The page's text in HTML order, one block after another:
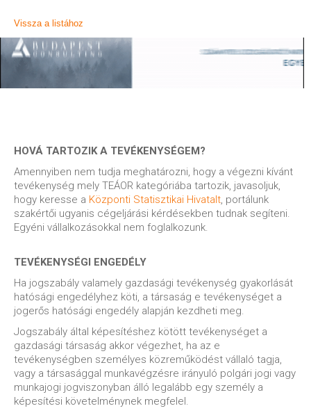
Vissza a listához
HOVÁ TARTOZIK A TEVÉKENYSÉGEM?
Amennyiben nem tudja meghatározni, hogy a végezni kívánt
tevékenység mely TEÁOR kategóriába tartozik, javasoljuk,
hogy keresse a Központi Statisztikai Hivatalt , portálunk
szakértői ugyanis cégeljárási kérdésekben tudnak segíteni.
Egyéni vállalkozásokkal nem foglalkozunk.
TEVÉKENYSÉGI ENGEDÉLY
Ha jogszabály valamely gazdasági tevékenység gyakorlását
hatósági engedélyhez köti, a társaság e tevékenységet a
jogerős hatósági engedély alapján kezdheti meg.
Jogszabály által képesítéshez kötött tevékenységet a
gazdasági társaság akkor végezhet, ha az e
tevékenységben személyes közreműködést vállaló tagja,
vagy a társasággal munkavégzésre irányuló polgári jogi vagy
munkajogi jogviszonyban álló legalább egy személy a
képesítési követelménynek megfelel.